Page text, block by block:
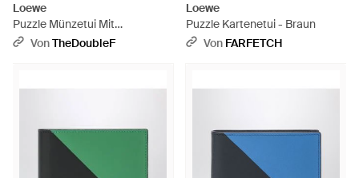
Loewe
Puzzle Münzetui Mit
Kartenfach Aus Dunkelgrauem
VonTheDoubleF
Loewe
Puzzle Kartenetui - Braun
Von FARFETCH